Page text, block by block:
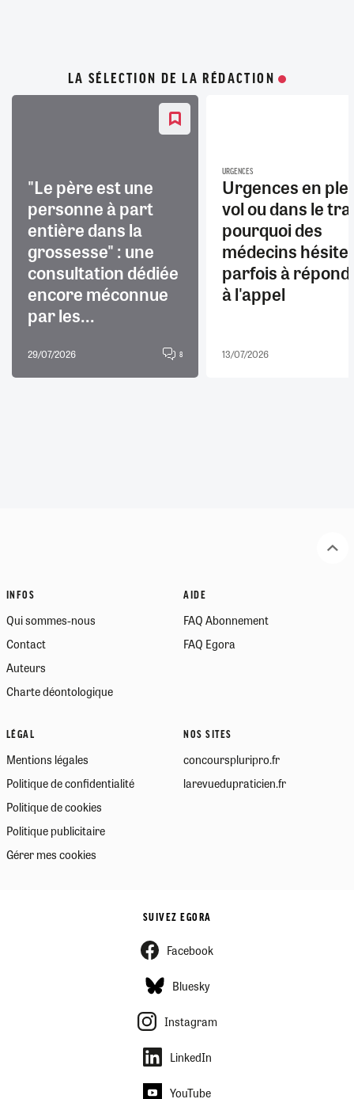
LA SÉLECTION DE LA RÉDACTION
"Le père est une
personne à part
entière dans la
grossesse" : une
consultation dédiée
encore méconnue
par les...
29/07/2026 8
URGENCES
Urgences en
vol ou dans le
pourquoi des
médecins
parfois à
à l'appel
13/07/2026
INFOS
Qui sommes-nous
Contact
Auteurs
Charte déontologique
AIDE
FAQ Abonnement
FAQ Egora
LÉGAL
Mentions légales
Politique de confidentialité
Politique de cookies
Politique publicitaire
Gérer mes cookies
NOS SITES
concourspluripro.fr
larevuedupraticien.fr
SUIVEZ EGORA
Facebook
Bluesky
Instagram
LinkedIn
YouTube